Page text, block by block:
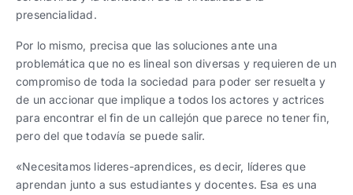
presencialidad.
Por lo mismo, precisa que las soluciones ante una
problemática que no es lineal son diversas y requieren de un
compromiso de toda la sociedad para poder ser resuelta y
de un accionar que implique a todos los actores y actrices
para encontrar el fin de un callejón que parece no tener fin,
pero del que todavía se puede salir.
«Necesitamos lideres-aprendices, es decir, líderes que
aprendan junto a sus estudiantes y docentes. Esa es una